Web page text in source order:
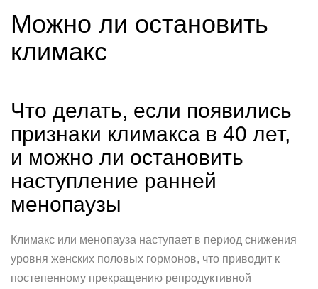
Можно ли остановить
климакс
Что делать, если появились
признаки климакса в 40 лет,
и можно ли остановить
наступление ранней
менопаузы
Климакс или менопауза наступает в период снижения
уровня женских половых гормонов, что приводит к
постепенному прекращению репродуктивной